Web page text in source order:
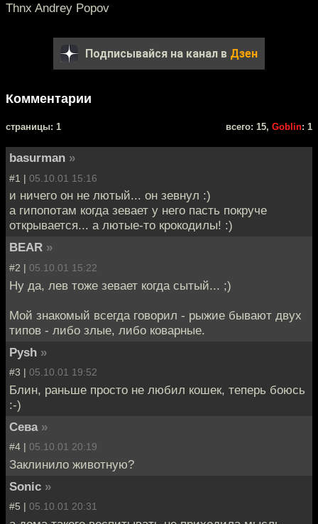
Thnx Andrey Popov
Подписывайся на канал в Дзен
Комментарии
cтраницы: 1 всего: 15, Goblin: 1
basurman »
#1 | 05.10.01 15:16
и ничего он не лютый... он зевнул :)
а гипопотам когда зевает у него пасть покруче
открывается... а лютые-то крокодилы! :)
BEAR »
#2 | 05.10.01 15:22
Ну да, лев тоже зевает когда сытый... ;)
Мой знакомый всегда говорил - рыжие бывают двух
типов - либо злые, либо коварные.
Pysh »
#3 | 05.10.01 19:52
Блин, раньше просто не любил кошек, теперь боюсь
:-)
Сева »
#4 | 05.10.01 20:19
Заклинило животную?
Sonic »
#5 | 05.10.01 20:31